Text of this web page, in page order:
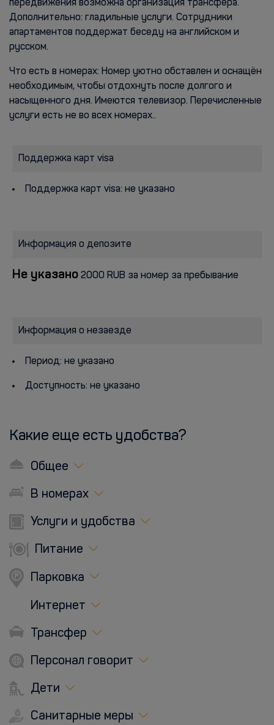
передвижения возможна организация трансфера.
Дополнительно: гладильные услуги. Сотрудники
апартаментов поддержат беседу на английском и
русском.
Что есть в номерах: Номер уютно обставлен и оснащён
необходимым, чтобы отдохнуть после долгого и
насыщенного дня. Имеются телевизор. Перечисленные
услуги есть не во всех номерах..
Поддержка карт visa
Поддержка карт visa: не указано
Информация о депозите
Не указано 2000 RUB за номер за пребывание
Информация о незаезде
Период: не указано
Доступность: не указано
Какие еще есть удобства?
Общее
В номерах
Услуги и удобства
Питание
Парковка
Интернет
Трансфер
Персонал говорит
Дети
Санитарные меры